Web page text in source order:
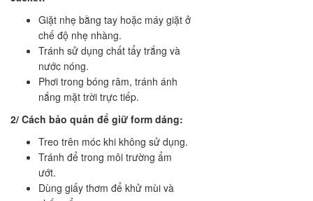
Giặt nhẹ bằng tay hoặc máy giặt ở
chế độ nhẹ nhàng.
Tránh sử dụng chất tẩy trắng và
nước nóng.
Phơi trong bóng râm, tránh ánh
nắng mặt trời trực tiếp.
2/ Cách bảo quản để giữ form dáng:
Treo trên móc khi không sử dụng.
Tránh để trong môi trường ẩm
ướt.
Dùng giấy thơm để khử mùi và